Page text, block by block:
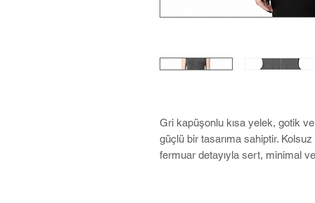
Gri kapüşonlu kısa yelek, gotik
güçlü bir tasarıma sahiptir.
fermuar detayıyla sert, minimal